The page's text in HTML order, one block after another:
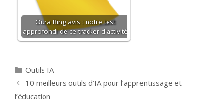
Oura Ring avis : notre test
approfondi de ce tracker d'activité
Categories
Outils IA
Post
navigation
10 meilleurs outils d’IA pour l’apprentissage et
l’éducation